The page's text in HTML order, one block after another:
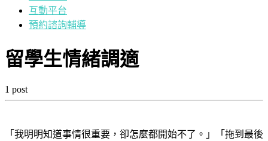
互動平台
預約諮詢輔導
留學生情緒調適
1 post
「我明明知道事情很重要，卻怎麼都開始不了。」「拖到最後